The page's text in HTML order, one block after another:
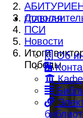
ГЛАВНАЯ
Об
ПСИ
Новости
Итоги
Победы